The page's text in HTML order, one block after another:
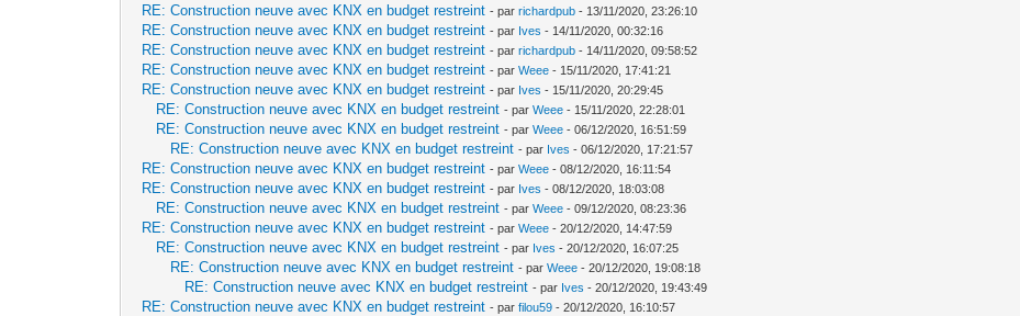
RE: Construction neuve avec KNX en budget restreint - parrichardpub - 13/11/2020, 23:26:10
RE: Construction neuve avec KNX en budget restreint - par Ives - 14/11/2020, 00:32:16
RE: Construction neuve avec KNX en budget restreint - parrichardpub - 14/11/2020, 09:58:52
RE: Construction neuve avec KNX en budget restreint - parWeee - 15/11/2020, 17:41:21
RE: Construction neuve avec KNX en budget restreint - par Ives - 15/11/2020, 20:29:45
RE: Construction neuve avec KNX en budget restreint - parWeee - 15/11/2020, 22:28:01
RE: Construction neuve avec KNX en budget restreint - parWeee - 06/12/2020, 16:51:59
RE: Construction neuve avec KNX en budget restreint - par Ives - 06/12/2020, 17:21:57
RE: Construction neuve avec KNX en budget restreint - parWeee - 08/12/2020, 16:11:54
RE: Construction neuve avec KNX en budget restreint - par Ives - 08/12/2020, 18:03:08
RE: Construction neuve avec KNX en budget restreint - parWeee - 09/12/2020, 08:23:36
RE: Construction neuve avec KNX en budget restreint - parWeee - 20/12/2020, 14:47:59
RE: Construction neuve avec KNX en budget restreint - par Ives - 20/12/2020, 16:07:25
RE: Construction neuve avec KNX en budget restreint - parWeee - 20/12/2020, 19:08:18
RE: Construction neuve avec KNX en budget restreint - par Ives - 20/12/2020, 19:43:49
RE: Construction neuve avec KNX en budget restreint - parfilou59 - 20/12/2020, 16:10:57